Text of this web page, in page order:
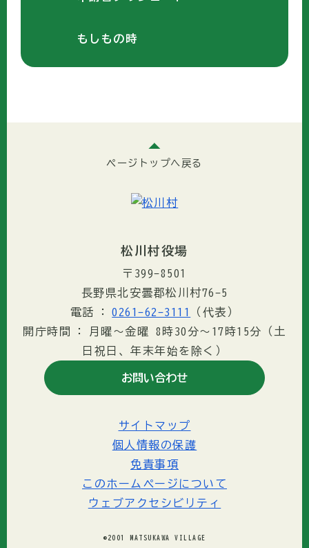
もしもの時
ページトップへ戻る
松川村役場
〒399-8501
長野県北安曇郡松川村76-5
電話
0261-62-3111
（代表）
開庁時間
月曜～金曜 8時30分〜17時15分（土
日祝日、年末年始を除く）
お問い合わせ
サイトマップ
個人情報の保護
免責事項
このホームページについて
ウェブアクセシビリティ
©2001 MATSUKAWA VILLAGE